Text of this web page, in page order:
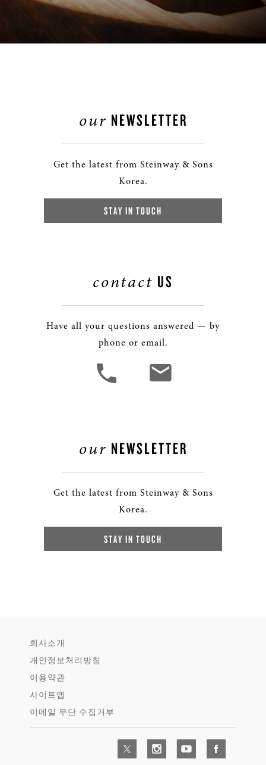
our NEWSLETTER
Get the latest from Steinway & Sons
Korea.
STAY IN TOUCH
contact US
Have all your questions answered — by
phone or email.
our NEWSLETTER
Get the latest from Steinway & Sons
Korea.
STAY IN TOUCH
회사소개
개인정보처리방침
이용약관
사이트맵
이메일 무단 수집거부